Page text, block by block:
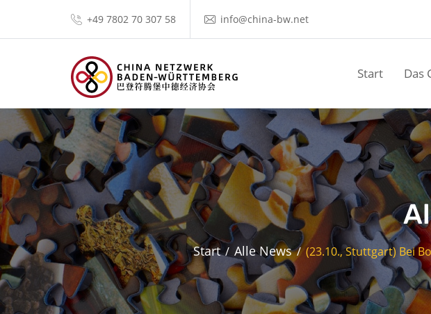
+49 7802 70 307 58 info@china-bw.net
Start Das
Start Alle News (23.10., Stuttgart) Bei